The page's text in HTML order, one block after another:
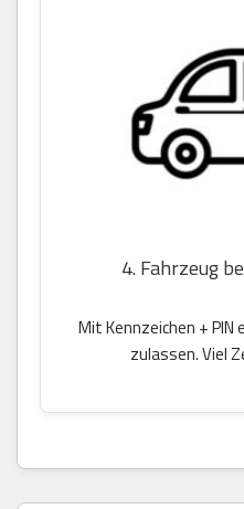
4. Fahrzeug
Mit Kennzeichen + PIN
zulassen. Viel